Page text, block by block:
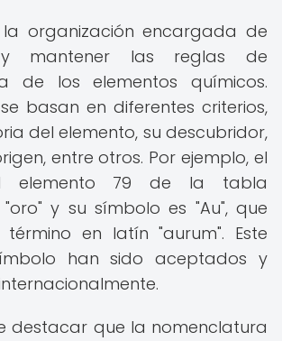
la organización encargada de
y mantener las reglas de
de los elementos químicos.
basan en diferentes criterios,
del elemento, su descubridor,
entre otros. Por ejemplo, el
elemento 79 de la tabla
y su símbolo es "Au", que
término en latín "aurum". Este
han sido aceptados y
destacar que la nomenclatura